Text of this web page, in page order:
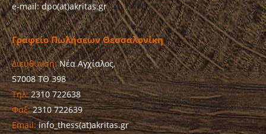
e-mail: dpo(at)akritas.gr
Γραφείο Πωλήσεων Θεσσαλονίκη
Διεύθυνση:Νέα Αγχίαλος,
57008 ΤΘ 398
Τηλ:2310 722638
Φαξ:2310 722639
Email:info_thess(at)akritas.gr